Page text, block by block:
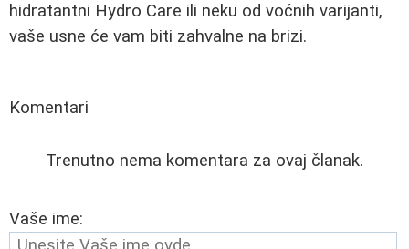
hidratantni Hydro Care ili neku od voćnih varijanti,
vaše usne će vam biti zahvalne na brizi.
Komentari
Trenutno nema komentara za ovaj članak.
Vaše ime: